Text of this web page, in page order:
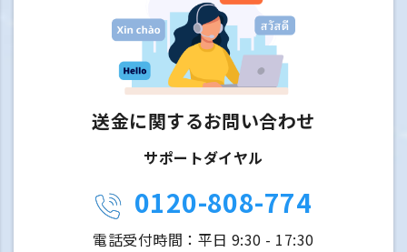
送金に関するお問い合わせ
サポートダイヤル
0120-808-774
電話受付時間：平日 9:30 - 17:30